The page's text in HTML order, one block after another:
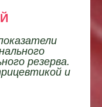
резерва.
и